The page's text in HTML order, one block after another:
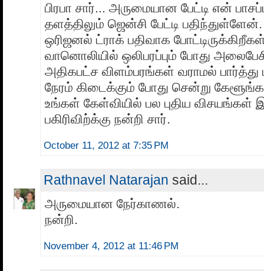
பிரபா சார்... அருமையான பேட்டி என்
தளத்திலும் ஜென்சி பேட்டி
ஒரிஜனல் ட்ராக் பதிவாக
வானொலியில் ஒலிபரப்பும் போது
அதிகபட்ச விளம்பரங்கள் வராமல் பார்த்து
நேரம் கிடைக்கும் போது சென்று
உங்கள் கேள்வியில் பல புதிய விசயங்கள்
பகிரிவிற்க்கு நன்றி சார்.
October 11, 2012 at 7:35 PM
Rathnavel Natarajan said...
அருமையான நேர்காணல்.
நன்றி.
November 4, 2012 at 11:46 PM